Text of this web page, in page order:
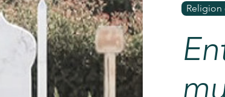
dans la presse
?
notre FAQ
Religion